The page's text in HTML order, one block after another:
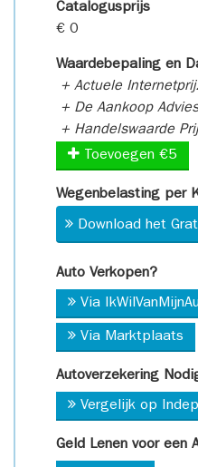
Catalogusprijs
€ 0
Waardebepaling en
+ Actuele
+ De Aankoop
+ Handelswaarde
Toevoegen €5
Wegenbelasting per
Download het
Auto Verkopen?
Via
Via Marktplaats
Autoverzekering
Vergelijk op
Geld Lenen voor een